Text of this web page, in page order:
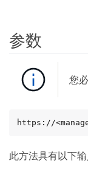
参数
您
https://
此方法具有以下输